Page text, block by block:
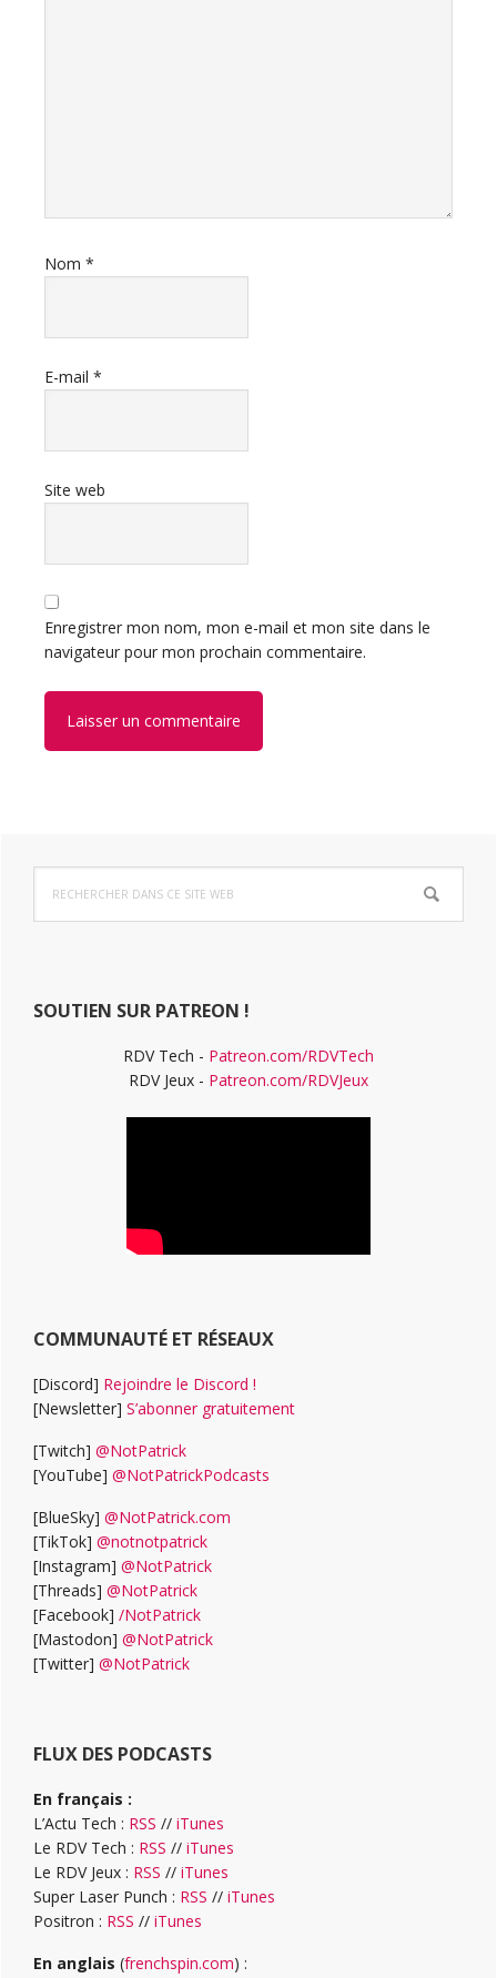
Nom *
E-mail *
Site web
Enregistrer mon nom, mon e-mail et mon site dans le
navigateur pour mon prochain commentaire.
Barre
latérale
dans
ce
SOUTIEN SUR PATREON !
RDV Tech - Patreon.com/RDVTech
RDV Jeux - Patreon.com/RDVJeux
COMMUNAUTÉ ET RÉSEAUX
[Discord] Rejoindre le Discord !
[Newsletter] S’abonner gratuitement
[Twitch] @NotPatrick
[YouTube] @NotPatrickPodcasts
[BlueSky] @NotPatrick.com
[TikTok] @notnotpatrick
[Instagram] @NotPatrick
[Threads] @NotPatrick
[Facebook] /NotPatrick
[Mastodon] @NotPatrick
[Twitter] @NotPatrick
FLUX DES PODCASTS
En français :
L’Actu Tech : RSS // iTunes
Le RDV Tech : RSS // iTunes
Le RDV Jeux : RSS // iTunes
Super Laser Punch : RSS // iTunes
Positron : RSS // iTunes
En anglais (frenchspin.com) :